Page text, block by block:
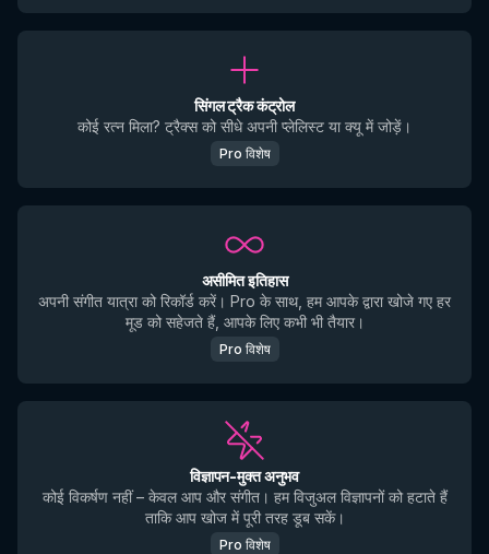
सिंगल ट्रैक कंट्रोल
कोई रत्न मिला? ट्रैक्स को सीधे अपनी प्लेलिस्ट या क्यू में जोड़ें।
Pro विशेष
असीमित इतिहास
अपनी संगीत यात्रा को रिकॉर्ड करें। Pro के साथ, हम आपके द्वारा खोजे गए हर
मूड को सहेजते हैं, आपके लिए कभी भी तैयार।
Pro विशेष
विज्ञापन-मुक्त अनुभव
कोई विकर्षण नहीं – केवल आप और संगीत। हम विजुअल विज्ञापनों को हटाते हैं
ताकि आप खोज में पूरी तरह डूब सकें।
Pro विशेष